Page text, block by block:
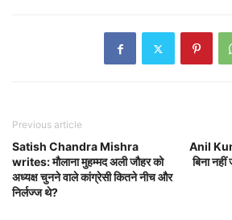
Previous article
Satish Chandra Mishra
writes: मौलाना मुहम्मद अली जौहर को
अध्यक्ष चुनने वाले कांग्रेसी कितने नीच और
निर्लज्ज थे?
Anil
बिना